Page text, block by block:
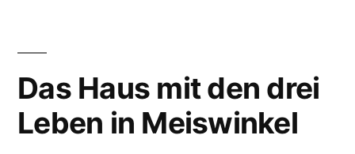
Das Haus mit den drei
Leben in Meiswinkel